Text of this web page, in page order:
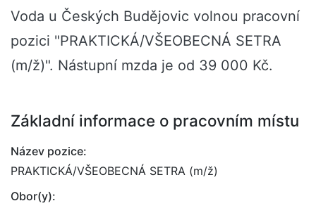
Voda u Českých Budějovic volnou pracovní
pozici "PRAKTICKÁ/VŠEOBECNÁ SETRA
(m/ž)". Nástupní mzda je od 39 000 Kč.
Základní informace o pracovním místu
Název pozice:
PRAKTICKÁ/VŠEOBECNÁ SETRA (m/ž)
Obor(y):